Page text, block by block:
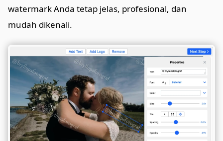
watermark Anda tetap jelas, profesional, dan
mudah dikenali.